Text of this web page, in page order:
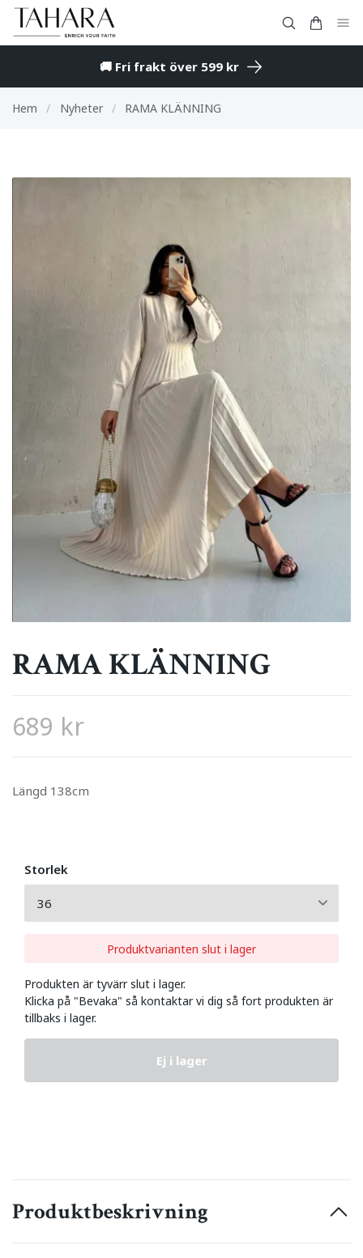
🚚 Fri frakt över 599 kr
Hem / Nyheter / RAMA KLÄNNING
RAMA KLÄNNING
689 kr
Längd 138cm
Storlek
Produktvarianten slut i lager
Produkten är tyvärr slut i lager.
Klicka på "Bevaka" så kontaktar vi dig så fort produkten är
tillbaks i lager.
Ej i lager
Produktbeskrivning